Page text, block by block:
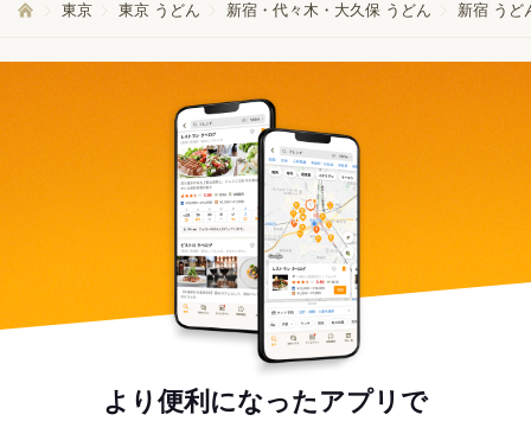
東京 東京 うどん 新宿・代々木・大久保 うどん 新宿 うど
より便利になったアプリで